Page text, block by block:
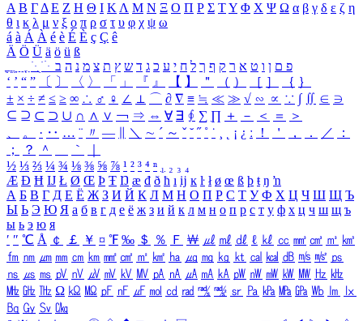
Α Β ΓΔ Ε Ζ Η Θ Ι ΚΛ Μ Ν Ξ Ο Π Ρ Σ ΤΥ Φ Χ Ψ Ω α β γ δ ε ζ η
θ ι κ λ μ ν ξ ο π ρ σ τ υ φ χ ψ ω
á à Á À é è É È ç Ç ê
Ä Ö Ü ä ö ü ß
ִֶֹ ֻּ ׁׂ פ ם ן ו ט א ר ק ף ך ל ח י ע כ ג ד ש ץ ת צ מ נ ה ב
‘ ’ “ ” 〔 〕 〈 〉 「 」 『 』 【 】 ＂ （ ） ［ ］ ｛ ｝
± × ÷ ≠ ≤ ≥ ∞ ∴ ♂ ♀ ∠ ⊥ ⌒ ∂ ∇ ≡ ≒ ≪ ≫ √ ∽ ∝ ∵ ∫ ∬ ∈ ∋
⊆ ⊇ ⊂ ⊃ ∪ ∩ ∧ ∨ ￢ ⇒ ⇔ ∀ ∃ ∮ ∑ ∏ ＋ － ＜ ＝
＞
、
。 · ‥ … ¨ 〃 ― ＼ ∼ ´ ～ ˇ ˘ ˝ ˚ ˙ ¸ ¡ ¿ ː ！ ＇ ， ． ／
：
；
？ ＾ ｀
½ ⅓ ⅔ ¼ ¾ ⅛ ⅜ ⅝ ⅞ ¹ ² ³ ⁴ ⁿ ₁ ₂ ₃ ₄
Æ Ð Ħ Ĳ Ł Ø Œ Þ Ŧ Ŋ æ đ ð ħ ı ĳ ĸ ŀ ł ø œ ß þ ŧ ŋ ŉ
А Б В Г Д Е Ё Ж З И Й К Л М Н О П Р С Т У Ф Х Ц Ч Ш Щ Ъ
Ы Ь Э Ю Я а б в г д е ё ж з и й к л м н о п р с т у ф х ц ч ш щ ъ
ы ь э ю я
′ ″ ℃ Å ￠ ￡ ￥ ¤ ℉ ‰ ＄ ％ Ｆ ￦ ㎕ ㎖ ㎗ ℓ ㎘ ㏄ ㎣ ㎤ ㎥ ㎦
㎙ ㎚ ㎛ ㎜ ㎝ ㎞ ㎟ ㎠ ㎡ ㎢ ㏊ ㎍ ㎎ ㎏ ㏏ ㎈ ㎉ ㏈ ㎧ ㎨ ㎰
㎱ ㎲ ㎳ ㎴ ㎵ ㎶ ㎷ ㎸ ㎹ ㎀ ㎁ ㎂ ㎃ ㎄ ㎺ ㎻ ㎽ ㎾ ㎿ ㎐ ㎑
㎒ ㎓ ㎔ Ω ㏀ ㏁ ㎊ ㎋ ㎌ ㏖ ㏅ ㎭ ㎮ ㎯ ㏛ ㎩ ㎪ ㎫ ㎬ ㏝ ㏐
㏓
㏃ ㏉ ㏜ ㏆